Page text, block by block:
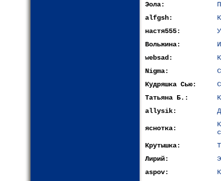
Эола:
alfgsh:
настя555:
Вольжина:
websad:
Nigma:
Кудряшка Сью:
Татьяна Б.:
allysik:
яснотка:
Крутышка:
Лирий:
aspov: